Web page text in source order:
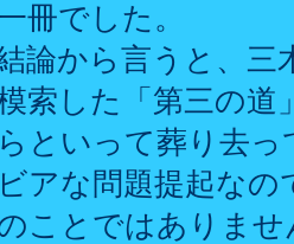
冊でした。
論から言うと、三
索した「第三の道
といって葬り去
アな問題提起な
ことではありませ